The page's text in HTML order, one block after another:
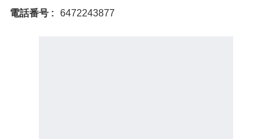
電話番号 6472243877